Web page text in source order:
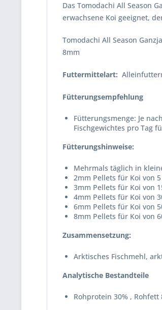
Das Tomodachi All Season
erwachsene Koi geeignet,
Tomodachi All Season
8mm
Futtermittelart:
Fütterungsempfehlung
Fütterungsmenge: Je
Fischgewichtes pro Tag
Fütterungshinweise:
Mehrmals täglich in
2mm Pellets für Koi von
3mm Pellets für Koi von
4mm Pellets für Koi von
6mm Pellets für Koi von
8mm Pellets für Koi von
Zusammensetzung:
Arktisches Fischmehl,
Analytische Bestandteile
Rohprotein 30% , Rohfett